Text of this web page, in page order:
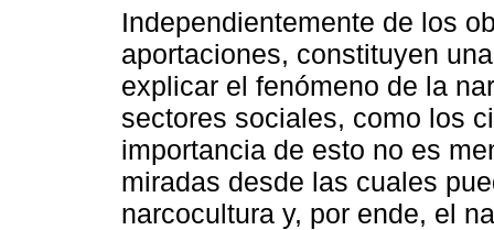
Independientemente de los
aportaciones, constituyen
explicar el fenómeno de la
sectores sociales, como los
importancia de esto no es
miradas desde las cuales
narcocultura y, por ende, el